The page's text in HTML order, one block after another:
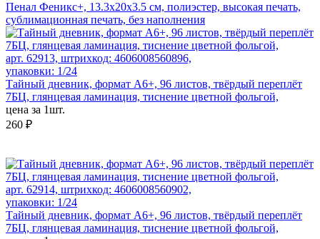
Пенал Феникс+, 13.3x20x3.5 см, полиэстер, высокая печать,
сублимационная печать, без наполнения
арт. 62913, штрихкод: 4606008560896,
упаковки: 1/24
Тайный дневник, формат А6+, 96 листов, твёрдый переплёт
7БЦ, глянцевая ламинация, тиснение цветной фольгой,
цена за 1шт.
260 ₽
арт. 62914, штрихкод: 4606008560902,
упаковки: 1/24
Тайный дневник, формат А6+, 96 листов, твёрдый переплёт
7БЦ, глянцевая ламинация, тиснение цветной фольгой,